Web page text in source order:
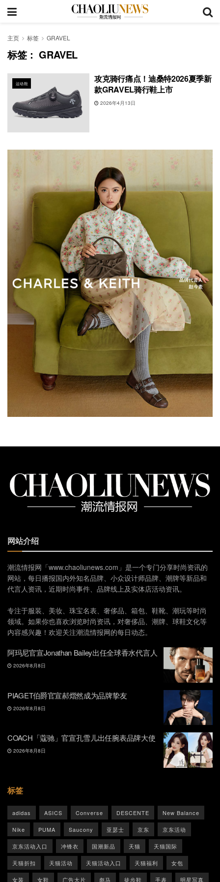
主页 标签 GRAVEL
标签：GRAVEL
运动鞋
攻克骑行痛点！迪桑特2026夏季新
款GRAVEL骑行鞋上市
2026年4月13日
网站介绍
潮流情报网「www.chaoliunews.com」是一个专门分享时尚资讯的
网站，每日播报国内外知名品牌、小众设计师品牌、潮牌等新品和
代言人资讯，近期时尚事件、品牌线上及实体店活动资讯。
专注于服装、美妆、珠宝名表、奢侈品、箱包、鞋靴、潮玩等时尚
领域。如果你也喜欢浏览时尚资讯，对奢侈品、潮牌、球鞋文化等
内容感兴趣！欢迎关注潮流情报网的每日动态。
阿玛尼官宣Jonathan Bailey出任全球香水代言人
2026年8月8日
PIAGET伯爵官宣郝熠然成为品牌挚友
2026年8月8日
COACH「蔻驰」官宣孔雪儿出任腕表品牌大使
2026年8月8日
标签
adidas ASICS Converse DESCENTE New Balance
Nike PUMA Saucony 亚瑟士 京东 京东活动
京东活动入口 冲锋衣 国潮新品 天猫 天猫国际
天猫折扣 天猫活动 天猫活动入口 天猫福利 女包
女装 女鞋 广告大片 彪马 徒步鞋 手表 明星写真